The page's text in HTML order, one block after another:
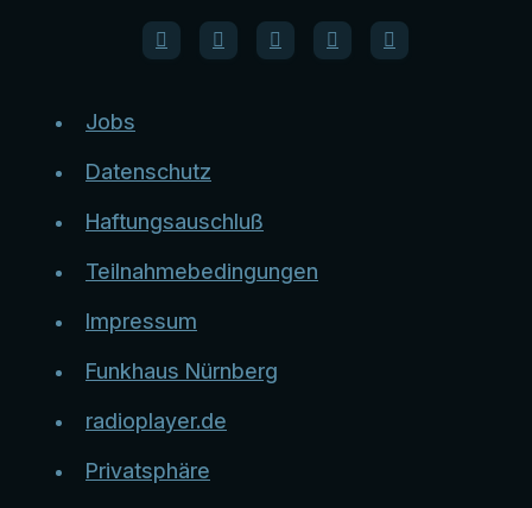
Jobs
Datenschutz
Haftungsauschluß
Teilnahmebedingungen
Impressum
Funkhaus Nürnberg
radioplayer.de
Privatsphäre